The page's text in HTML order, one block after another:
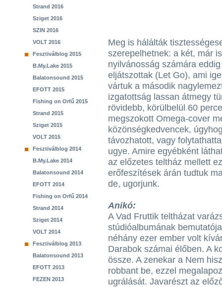
Strand 2016
Sziget 2016
SZIN 2016
VOLT 2016
Fesztiválblog 2015
B.My.Lake 2015
Balatonsound 2015
EFOTT 2015
Fishing on Orfű 2015
Strand 2015
Sziget 2015
VOLT 2015
Fesztiválblog 2014
B.My.Lake 2014
Balatonsound 2014
EFOTT 2014
Fishing on Orfű 2014
Strand 2014
Sziget 2014
VOLT 2014
Fesztiválblog 2013
Balatonsound 2013
EFOTT 2013
FEZEN 2013
Meg is hálálták
szerepelhetnek: a két, már
nyilvánosság számára
eljátszottak (Let Go), ami
vártuk a második
izgatottság lassan átmegy
rövidebb, körülbelül 60
megszokott Omega-cover
közönségkedvencek,
távozhatott, vagy
ugye. Amire egyébként
az előzetes teltház mellett
erőfeszítések árán tudtuk
de, ugorjunk.
Anikó:
A Vad Fruttik teltházat
stúdióalbumának
néhány ezer ember volt
Darabok számai élőben. A
össze. A zenekar a Nem
robbant be, ezzel
ugrálását. Javarészt az